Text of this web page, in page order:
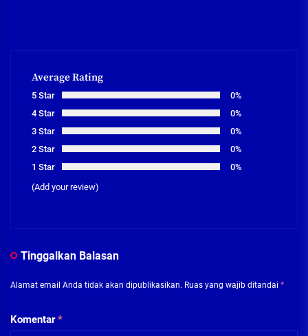
Average Rating
5 Star
0%
4 Star
0%
3 Star
0%
2 Star
0%
1 Star
0%
(Add your review)
Tinggalkan Balasan
Alamat email Anda tidak akan dipublikasikan. Ruas yang wajib ditandai *
Komentar*